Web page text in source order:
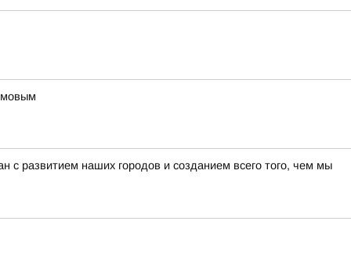
с развитием наших городов и созданием всего того, чем мы